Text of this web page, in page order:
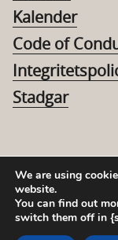
Kalender
Code of
Stadgar
© 2026
Org nr: 802537-
Ring oss:010-330
We are using
website.
You can find out
switch them off in